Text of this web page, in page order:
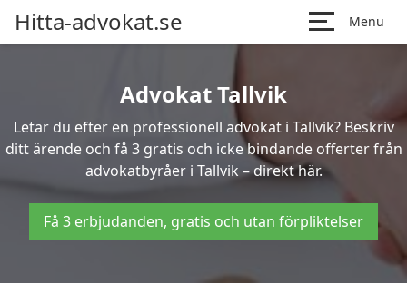
Hitta-advokat.se Menu
Advokat Tallvik
Letar du efter en professionell advokat i Tallvik? Beskriv
ditt ärende och få 3 gratis och icke bindande offerter från
advokatbyråer i Tallvik – direkt här.
Få 3 erbjudanden, gratis och utan förpliktelser